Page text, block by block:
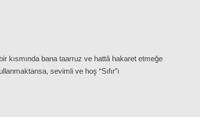
kısmında bana taarruz ve hattâ hakaret etmeğe
sevimli ve hoş “Sıfır”ı